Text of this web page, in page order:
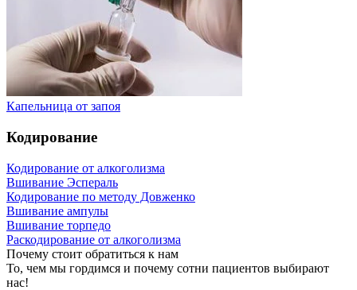
Капельница от запоя
Кодирование
Кодирование от алкоголизма
Вшивание Эспераль
Кодирование по методу Довженко
Вшивание ампулы
Вшивание торпедо
Раскодирование от алкоголизма
Почему стоит обратиться к нам
То, чем мы гордимся и почему сотни пациентов выбирают
нас!